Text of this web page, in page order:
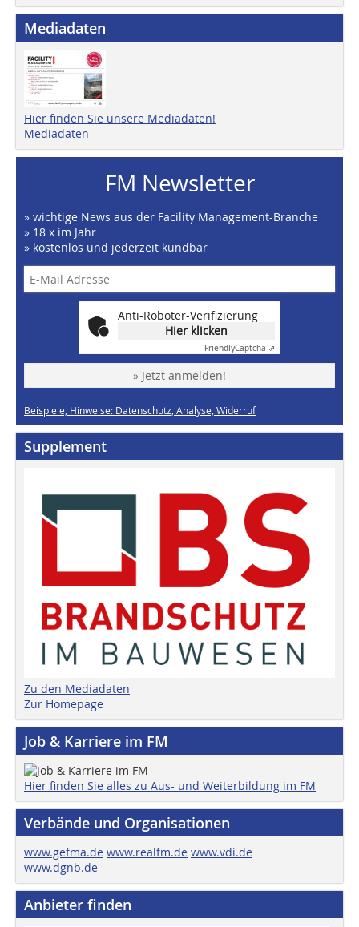
Mediadaten
Hier finden Sie unsere Mediadaten!
Mediadaten
FM Newsletter
» wichtige News aus der Facility Management-Branche
» 18 x im Jahr
» kostenlos und jederzeit kündbar
Anti-Roboter-Verifizierung
Hier klicken
FriendlyCaptcha ⇗
» Jetzt anmelden!
Beispiele, Hinweise: Datenschutz, Analyse, Widerruf
Supplement
Zu den Mediadaten
Zur Homepage
Job & Karriere im FM
Hier finden Sie alles zu Aus- und Weiterbildung im FM
Verbände und Organisationen
www.gefma.de www.realfm.de www.vdi.de
www.dgnb.de
Anbieter finden